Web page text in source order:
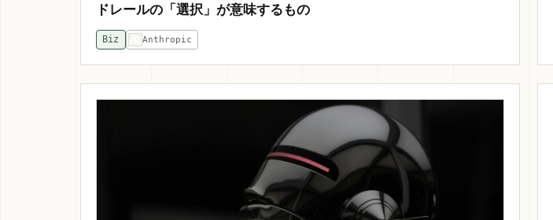
ドレールの「選択」が意味するもの
Biz Anthropic